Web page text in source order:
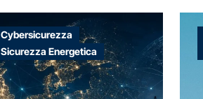
Cybersicurezza
Sicurezza Energetica